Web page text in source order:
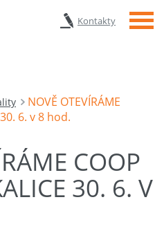
Kontakty Menu
NOVĚ OTEVÍRÁME
30. 6. v 8 hod.
COOP
30. 6. V